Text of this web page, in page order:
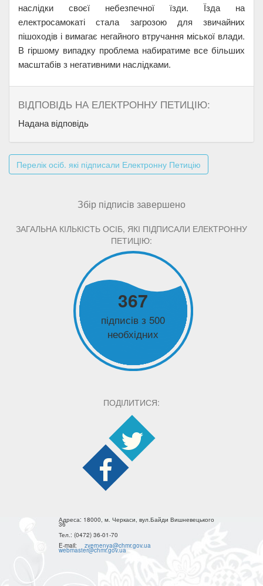
наслідки своєї небезпечної їзди. Їзда на
електросамокаті стала загрозою для звичайних
пішоходів і вимагає негайного втручання міської влади.
В гіршому випадку проблема набиратиме все більших
масштабів з негативними наслідками.
ВІДПОВІДЬ НА ЕЛЕКТРОННУ ПЕТИЦІЮ:
Надана відповідь
Перелік осіб. які підписали Електронну Петицію
Збір підписів завершено
ЗАГАЛЬНА КІЛЬКІСТЬ ОСІБ, ЯКІ ПІДПИСАЛИ ЕЛЕКТРОННУ
ПЕТИЦІЮ:
367
підписів з 500
необхідних
ПОДІЛИТИСЯ:
Адреса: 18000, м. Черкаси, вул.Байди Вишневецького
36
Тел.: (0472) 36-01-70
E-mail:
zvernenya@chmr.gov.ua
webmaster@chmr.gov.ua